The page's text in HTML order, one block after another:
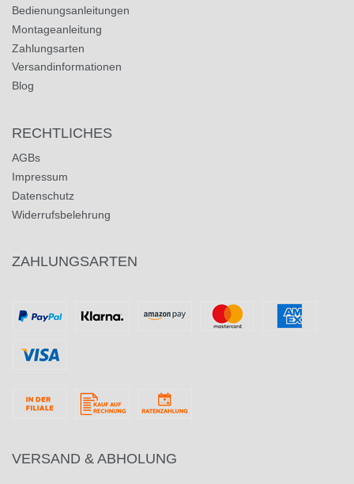
Bedienungsanleitungen
Montageanleitung
Zahlungsarten
Versandinformationen
Blog
RECHTLICHES
AGBs
Impressum
Datenschutz
Widerrufsbelehrung
ZAHLUNGSARTEN
VERSAND & ABHOLUNG